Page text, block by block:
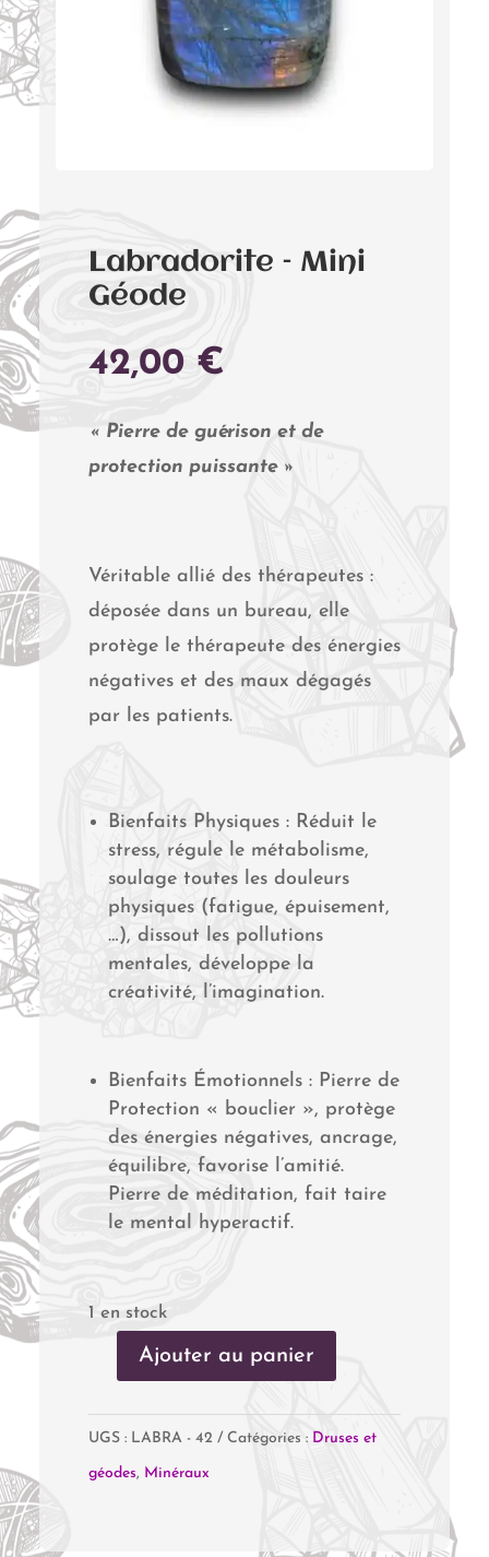
Labradorite – Mini
Géode
42,00 €
« Pierre de guérison et de
protection puissante »
Véritable allié des thérapeutes :
déposée dans un bureau, elle
protège le thérapeute des énergies
négatives et des maux dégagés
par les patients.
Bienfaits Physiques : Réduit le
stress, régule le métabolisme,
soulage toutes les douleurs
physiques (fatigue, épuisement,
…), dissout les pollutions
mentales, développe la
créativité, l’imagination.
Bienfaits Émotionnels : Pierre de
Protection « bouclier », protège
des énergies négatives, ancrage,
équilibre, favorise l’amitié.
Pierre de méditation, fait taire
le mental hyperactif.
1 en stock
quantité
Labradorite
-
Ajouter au panier
UGS : LABRA - 42 Catégories : Druses et
géodes, Minéraux